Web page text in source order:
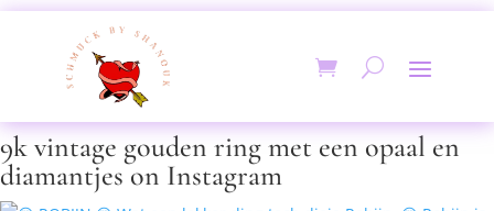
9k vintage gouden ring met een opaal en
diamantjes on Instagram